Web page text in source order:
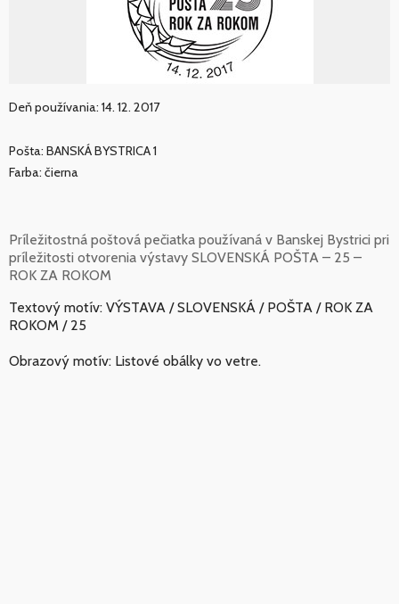
Deň používania: 14. 12. 2017
Pošta: BANSKÁ BYSTRICA 1
Farba: čierna
Príležitostná poštová pečiatka používaná v Banskej Bystrici pri
príležitosti otvorenia výstavy SLOVENSKÁ POŠTA – 25 –
ROK ZA ROKOM
Textový motív: VÝSTAVA / SLOVENSKÁ / POŠTA / ROK ZA
ROKOM / 25
Obrazový motív: Listové obálky vo vetre.